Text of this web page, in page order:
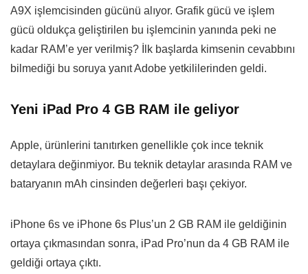
A9X işlemcisinden gücünü alıyor. Grafik gücü ve işlem
gücü oldukça geliştirilen bu işlemcinin yanında peki ne
kadar RAM’e yer verilmiş? İlk başlarda kimsenin cevabbını
bilmediği bu soruya yanıt Adobe yetkililerinden geldi.
Yeni iPad Pro 4 GB RAM ile geliyor
Apple, ürünlerini tanıtırken genellikle çok ince teknik
detaylara değinmiyor. Bu teknik detaylar arasında RAM ve
bataryanın mAh cinsinden değerleri başı çekiyor.
iPhone 6s ve iPhone 6s Plus’un 2 GB RAM ile geldiğinin
ortaya çıkmasından sonra, iPad Pro’nun da 4 GB RAM ile
geldiği ortaya çıktı.